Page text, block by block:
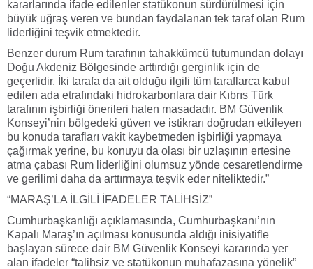
kararlarında ifade edilenler statükonun sürdürülmesi için
büyük uğraş veren ve bundan faydalanan tek taraf olan Rum
liderliğini teşvik etmektedir.
Benzer durum Rum tarafının tahakkümcü tutumundan dolayı
Doğu Akdeniz Bölgesinde arttırdığı gerginlik için de
geçerlidir. İki tarafa da ait olduğu ilgili tüm taraflarca kabul
edilen ada etrafındaki hidrokarbonlara dair Kıbrıs Türk
tarafının işbirliği önerileri halen masadadır. BM Güvenlik
Konseyi’nin bölgedeki güven ve istikrarı doğrudan etkileyen
bu konuda tarafları vakit kaybetmeden işbirliği yapmaya
çağırmak yerine, bu konuyu da olası bir uzlaşının ertesine
atma çabası Rum liderliğini olumsuz yönde cesaretlendirme
ve gerilimi daha da arttırmaya teşvik eder niteliktedir.”
“MARAŞ’LA İLGİLİ İFADELER TALİHSİZ”
Cumhurbaşkanlığı açıklamasında, Cumhurbaşkanı’nın
Kapalı Maraş’ın açılması konusunda aldığı inisiyatifle
başlayan sürece dair BM Güvenlik Konseyi kararında yer
alan ifadeler “talihsiz ve statükonun muhafazasına yönelik”